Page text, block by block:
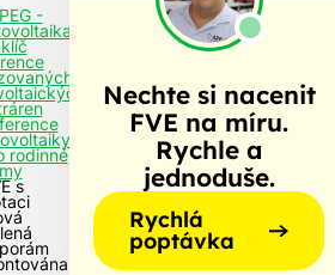
-
rodinné
s
Nechte si nacenit
FVE na míru.
Rychle a
jednoduše.
Rychlá
poptávka